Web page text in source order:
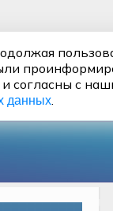
согласны с
данных.